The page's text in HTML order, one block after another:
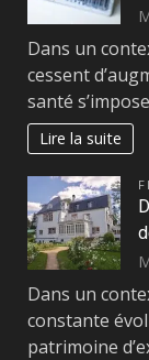
Dans un
cessent
santé
Lire la suite
Dans un
constante
patrimoine